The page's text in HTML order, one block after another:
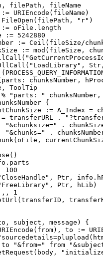
filePath, fileName
URIEncode(fileName)
"r")
oFile.length
:= 5242880
:= Ceil(fileSize/
:= mod(fileSize,
chunksNumber,
ToolTip
"parts: " chunksNumber,
{
:= A_Index =
transferURL .
"&chunksize=" .
"&chunks=" .
100
Ptr,
Ptr, hLib)
1
subject, message) {
to :=
"&from=" from